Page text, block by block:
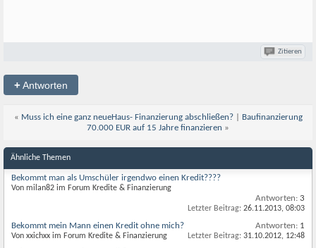
Zitieren
+Antworten
« Muss ich eine ganz neueHaus- Finanzierung abschließen?|
Baufinanzierung
70.000 EUR auf 15 Jahre finanzieren »
Ähnliche Themen
Bekommt man als Umschüler irgendwo einen Kredit????
Von milan82 im Forum Kredite & Finanzierung
Antworten: 3
Letzter Beitrag: 26.11.2013, 08:03
Bekommt mein Mann einen Kredit ohne mich?
Von xxichxx im Forum Kredite & Finanzierung
Antworten: 1
Letzter Beitrag: 31.10.2012, 12:48